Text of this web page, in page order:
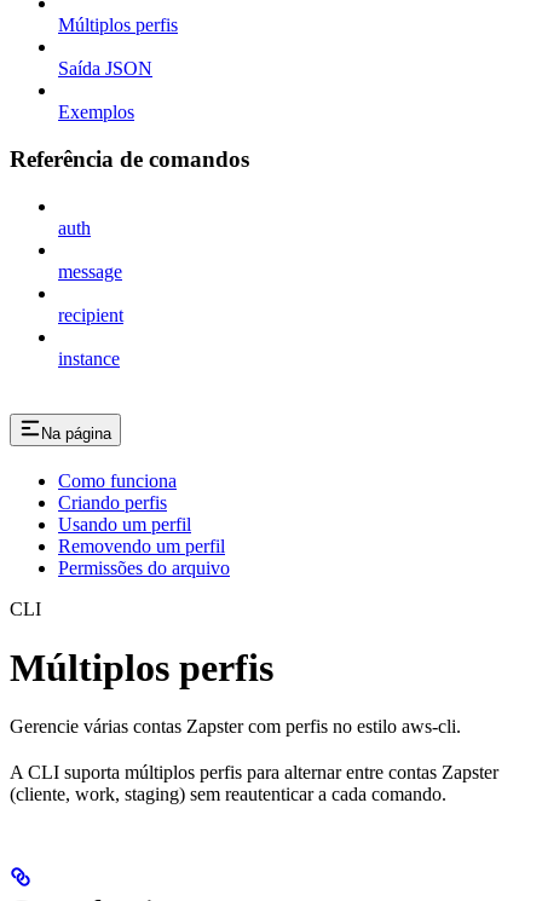
Múltiplos perfis
Saída JSON
Exemplos
Referência de comandos
auth
message
recipient
instance
Na página
Como funciona
Criando perfis
Usando um perfil
Removendo um perfil
Permissões do arquivo
CLI
Múltiplos perfis
Gerencie várias contas Zapster com perfis no estilo aws-cli.
A CLI suporta múltiplos perfis para alternar entre contas Zapster
(cliente, work, staging) sem reautenticar a cada comando.